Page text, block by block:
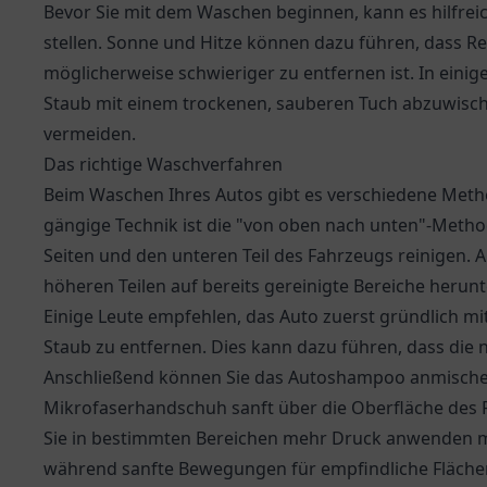
Bevor Sie mit dem Waschen beginnen, kann es
stellen. Sonne und Hitze können dazu führen, dass
möglicherweise schwieriger zu entfernen ist. In
Staub mit einem trockenen, sauberen Tuch
vermeiden.
Das richtige Waschverfahren
Beim Waschen Ihres Autos gibt es verschiedene
gängige Technik ist die "von oben nach unten"-
Seiten und den unteren Teil des Fahrzeugs reinigen.
höheren Teilen auf bereits gereinigte Bereiche
Einige Leute empfehlen, das Auto zuerst gründlich
Staub zu entfernen. Dies kann dazu führen, dass
Anschließend können Sie das Autoshampoo
Mikrofaserhandschuh sanft über die Oberfläche des
Sie in bestimmten Bereichen mehr Druck
während sanfte Bewegungen für empfindliche